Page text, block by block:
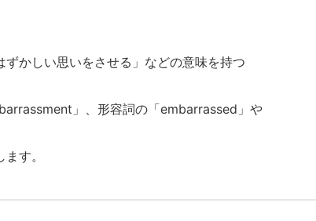
ずかしい思いをさせる」などの意味を持つ
」、形容詞の「embarrassed」や
す。